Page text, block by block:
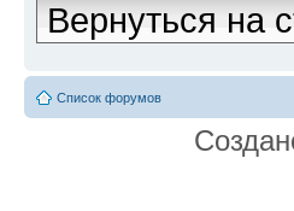
Вернуться на
Список форумов